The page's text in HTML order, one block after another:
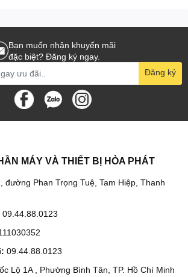
Bạn muốn nhận khuyến mãi
đặc biệt? Đăng ký ngay.
Đăng ký
MÁY VÀ THIẾT BỊ HÒA PHÁT
đường Phan Trọng Tuệ, Tam Hiệp, Thanh
09.44.88.0123
09.44.88.0123
Lộ 1A , Phường Bình Tân, TP. Hồ Chí Minh